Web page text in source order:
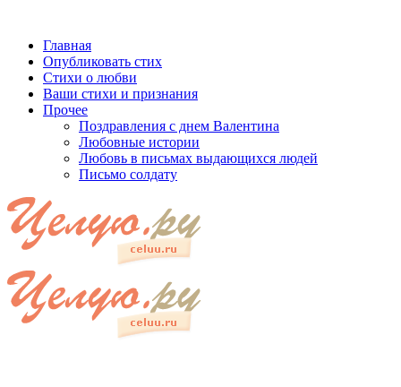
Главная
Опубликовать стих
Стихи о любви
Ваши стихи и признания
Прочее
Поздравления с днем Валентина
Любовные истории
Любовь в письмах выдающихся людей
Письмо солдату